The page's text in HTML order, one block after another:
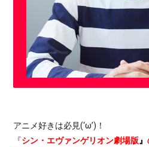
アニメ好きは必見(‘ω’)！
『シン・エヴァンゲリオン劇場版 』